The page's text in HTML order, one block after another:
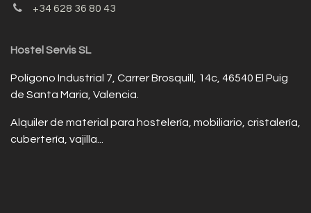
+34 628 36 80 43
Hostel Servis SL
Polígono Industrial 7, Carrer Brosquill, 14c, 46540 El Puig
de Santa Maria, Valencia.
Alquiler de material para hostelería, mobiliario, cristalería,
cubertería, vajilla...